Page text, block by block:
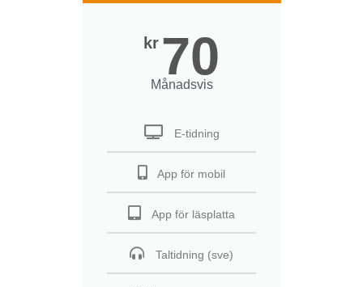
kr 70
Månadsvis
E-tidning
App för mobil
App för läsplatta
Taltidning (sve)